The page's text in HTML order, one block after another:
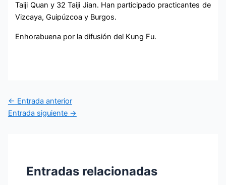
Taiji Quan y 32 Taiji Jian. Han participado practicantes de
Vizcaya, Guipúzcoa y Burgos.
Enhorabuena por la difusión del Kung Fu.
← Entrada anterior
Entrada siguiente →
Entradas relacionadas